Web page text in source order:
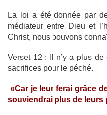
La loi a été donnée par
médiateur entre Dieu et
Christ, nous pouvons
Verset 12 : Il n’y a plus
sacrifices pour le péché.
«Car je leur ferai grâce
souviendrai plus de leurs